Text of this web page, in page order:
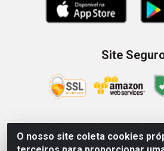
O nosso site coleta cookies
Site
Zein Importação e Comércio LTDA -